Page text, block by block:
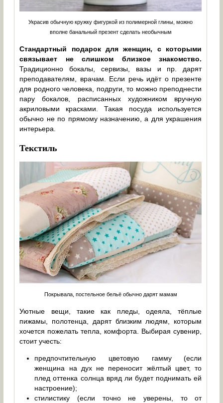
Украсив обычную кружку фигуркой из полимерной глины, можно
вполне банальный презент сделать необычным
Стандартный подарок для женщин, с которыми
связывает не слишком близкое знакомство.
Традиционно бокалы, сервизы, вазы и пр. дарят
преподавателям, врачам. Если речь идёт о презенте
для родного человека, подруги, то можно преподнести
пару бокалов, расписанных художником вручную
акриловыми красками. Такая посуда используется
обычно не по прямому назначению, а для украшения
интерьера.
Текстиль
Покрывала, постельное бельё обычно дарят мамам
Уютные вещи, такие как пледы, одеяла, тёплые
пижамы, полотенца, дарят близким людям, которым
хочется пожелать тепла, комфорта. Выбирая сувенир,
стоит учесть:
предпочтительную цветовую гамму (если
женщина на дух не переносит жёлтый цвет, то
плед оттенка солнца вряд ли будет поднимать ей
настроение);
стилистику (если точно не уверены, то от